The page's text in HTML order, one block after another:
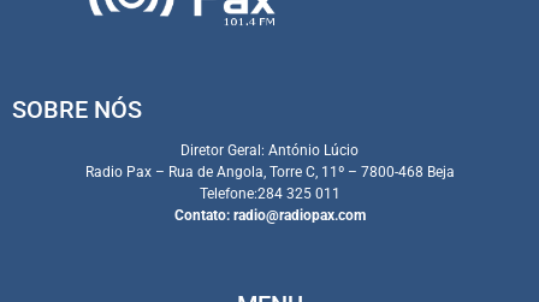
SOBRE NÓS
Diretor Geral: António Lúcio
Radio Pax – Rua de Angola, Torre C, 11º – 7800-468 Beja
Telefone:284 325 011
Contato: radio@radiopax.com